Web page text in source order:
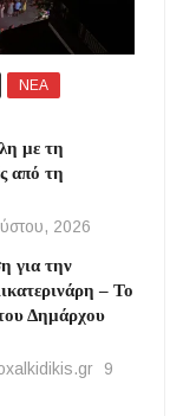
ΝΕΑ
με τη
από τη
2026
για την
– Το
Δημάρχου
9